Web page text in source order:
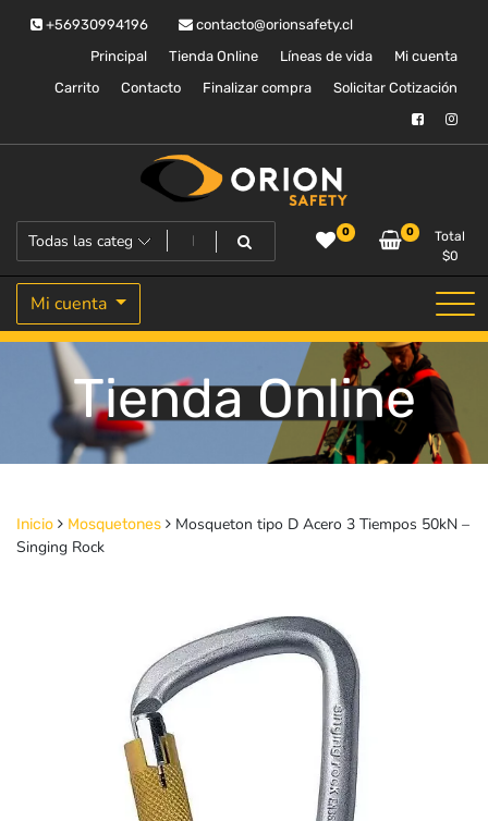
+56930994196
contacto@orionsafety.cl
Principal
Tienda Online Líneas de vida
Mi cuenta
Carrito
Contacto Finalizar compra Solicitar Cotización
Orion Safety
Equipos de proteccion personal 0 0
Total
$0
Mi cuenta
Tienda Online
Inicio Mosquetones
Mosqueton tipo D Acero 3 Tiempos 50kN –
Singing Rock